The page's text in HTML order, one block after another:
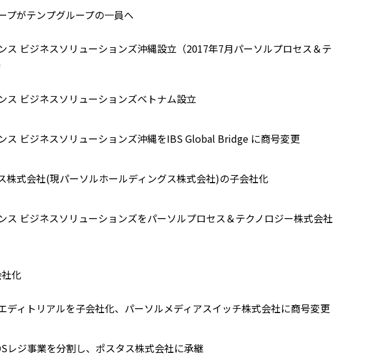
プがテンプグループの一員へ
ス ビジネスソリューションズ沖縄設立（2017年7月パーソルプロセス＆テ
ス ビジネスソリューションズベトナム設立
ス ビジネスソリューションズ沖縄をIBS Global Bridge に商号変更
株式会社(現パーソルホールディングス株式会社)の子会社化
ス ビジネスソリューションズをパーソルプロセス＆テクノロジー株式会社
化
ディトリアルを子会社化、パーソルメディアスイッチ株式会社に商号変更
レジ事業を分割し、ポスタス株式会社に承継